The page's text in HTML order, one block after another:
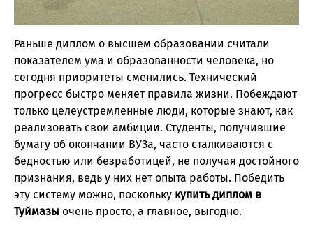
Раньше диплом о высшем образовании считали
показателем ума и образованности человека, но
сегодня приоритеты сменились. Технический
прогресс быстро меняет правила жизни. Побеждают
только целеустремленные люди, которые знают, как
реализовать свои амбиции. Студенты, получившие
бумагу об окончании ВУЗа, часто сталкиваются с
бедностью или безработицей, не получая достойного
признания, ведь у них нет опыта работы. Победить
эту систему можно, поскольку купить диплом в
Туймазы очень просто, а главное, выгодно.